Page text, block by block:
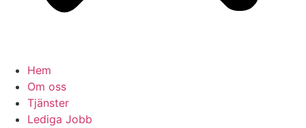
Hem
Om oss
Tjänster
Lediga Jobb